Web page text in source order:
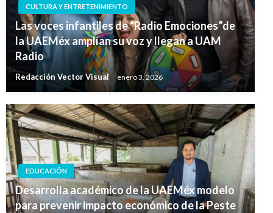
CULTURA Y ENTRETENIMIENTO
Las voces infantiles de “Radio Emociones”de
la UAEMéx amplían su voz y llegan a UAM
Radio
Redacción Vector Visual enero 3, 2026
EDUCACIÓN
Desarrolla académico de la UAEMéx modelo
para prevenir impacto económico de la Peste